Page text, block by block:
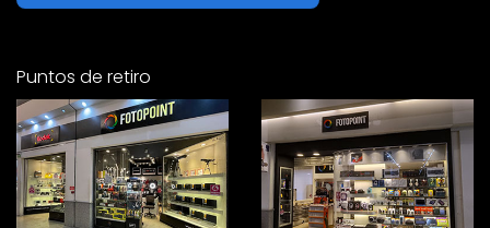
Puntos de retiro